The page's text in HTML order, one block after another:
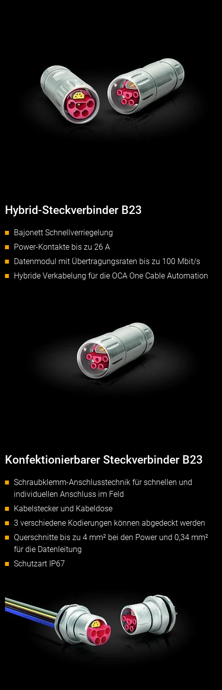
Hybrid-Steckverbinder B23
Bajonett Schnellverriegelung
Power-Kontakte bis zu 26 A
Datenmodul mit Übertragungsraten bis zu 100 Mbit/s
Hybride Verkabelung für die OCA One Cable Automation
Konfektionierbarer Steckverbinder B23
Schraubklemm-Anschlusstechnik für schnellen und
individuellen Anschluss im Feld
Kabelstecker und Kabeldose
3 verschiedene Kodierungen können abgedeckt werden
Querschnitte bis zu 4 mm² bei den Power und 0,34 mm²
für die Datenleitung
Schutzart IP67